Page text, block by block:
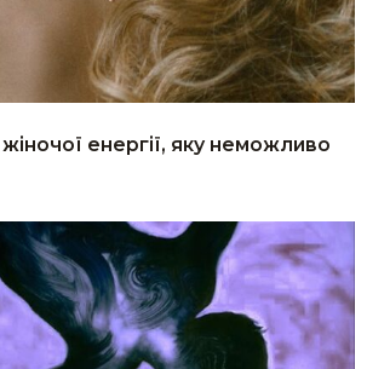
енергії, яку неможливо